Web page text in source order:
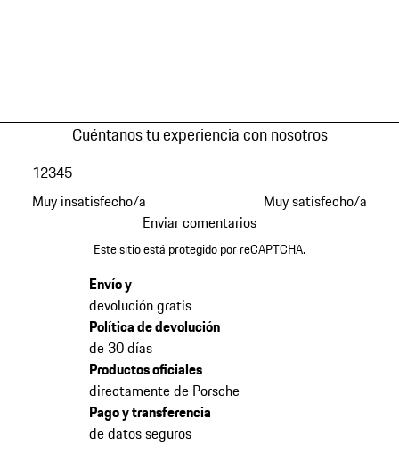
Cuéntanos tu experiencia con nosotros
Muy insatisfecho/a
12345
Muy satisfecho/a
Enviar comentarios
Este sitio está protegido por reCAPTCHA.
Envío y
devolución gratis
Política de devolución
de 30 días
Productos oficiales
directamente de Porsche
Pago y transferencia
de datos seguros